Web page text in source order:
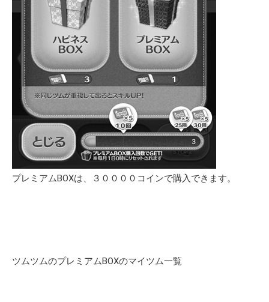
プレミアムBOXは、３００００コインで購入できます。
ツムツムのプレミアムBOXのマイツム一覧